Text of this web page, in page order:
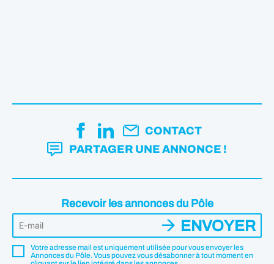
CONTACT
PARTAGER UNE ANNONCE !
Recevoir les annonces du Pôle
Votre adresse mail est uniquement utilisée pour vous envoyer les
Annonces du Pôle. Vous pouvez vous désabonner à tout moment en
ENVOYER